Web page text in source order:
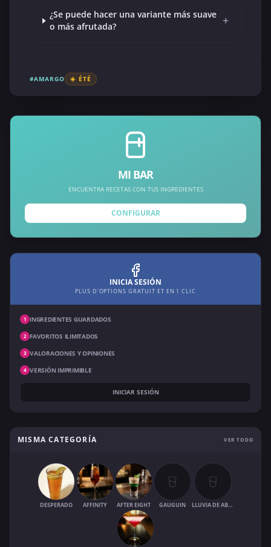
¿Se puede hacer una variante más suave
o más afrutada?
+
#AMARGO ☀️ ÉTÉ
MI BAR
ENCUENTRA RECETAS CON TUS INGREDIENTES
CONFIGURAR
INICIA SESIÓN
PLUS D'OPTIONS GRATUIT ET EN 1 CLIC
1 INGREDIENTES GUARDADOS
2 FAVORITOS ILIMITADOS
3 VALORACIONES Y OPINIONES
4 VERSIÓN IMPRIMIBLE
INICIAR SESIÓN
MISMA CATEGORÍA VER TODO
DESPERADO AFFINITY AFTER EIGHT GAUGUIN LLUVIA DE ABRIL